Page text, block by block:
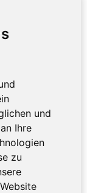
und
Ihre
zu